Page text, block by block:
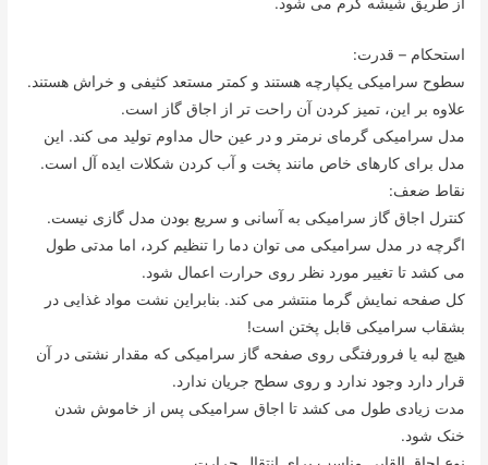
از طریق شیشه گرم می شود.
استحکام – قدرت:
سطوح سرامیکی یکپارچه هستند و کمتر مستعد کثیفی و خراش هستند.
علاوه بر این، تمیز کردن آن راحت تر از اجاق گاز است.
مدل سرامیکی گرمای نرمتر و در عین حال مداوم تولید می کند. این
مدل برای کارهای خاص مانند پخت و آب کردن شکلات ایده آل است.
نقاط ضعف:
کنترل اجاق گاز سرامیکی به آسانی و سریع بودن مدل گازی نیست.
اگرچه در مدل سرامیکی می توان دما را تنظیم کرد، اما مدتی طول
می کشد تا تغییر مورد نظر روی حرارت اعمال شود.
کل صفحه نمایش گرما منتشر می کند. بنابراین نشت مواد غذایی در
بشقاب سرامیکی قابل پختن است!
هیچ لبه یا فرورفتگی روی صفحه گاز سرامیکی که مقدار نشتی در آن
قرار دارد وجود ندارد و روی سطح جریان ندارد.
مدت زیادی طول می کشد تا اجاق سرامیکی پس از خاموش شدن
خنک شود.